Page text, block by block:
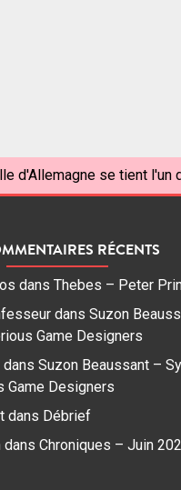
d'Allemagne se tient
RÉCENTS
dans Thebes – Peter
dans Suzon
Game Designers
dans Suzon Beaussant –
Game Designers
dans Débrief
dans Chroniques – Juin